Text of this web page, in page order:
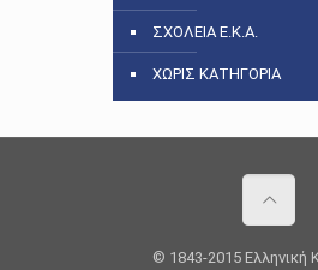
ΣΧΟΛΕΙΑ Ε.Κ.Α.
ΧΩΡΙΣ ΚΑΤΗΓΟΡΙΑ
© 1843-2015 Ελληνική